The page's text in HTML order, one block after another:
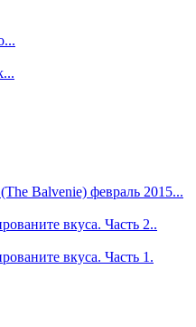
Balvenie) февраль 2015...
вкуса. Часть 2..
вкуса. Часть 1.